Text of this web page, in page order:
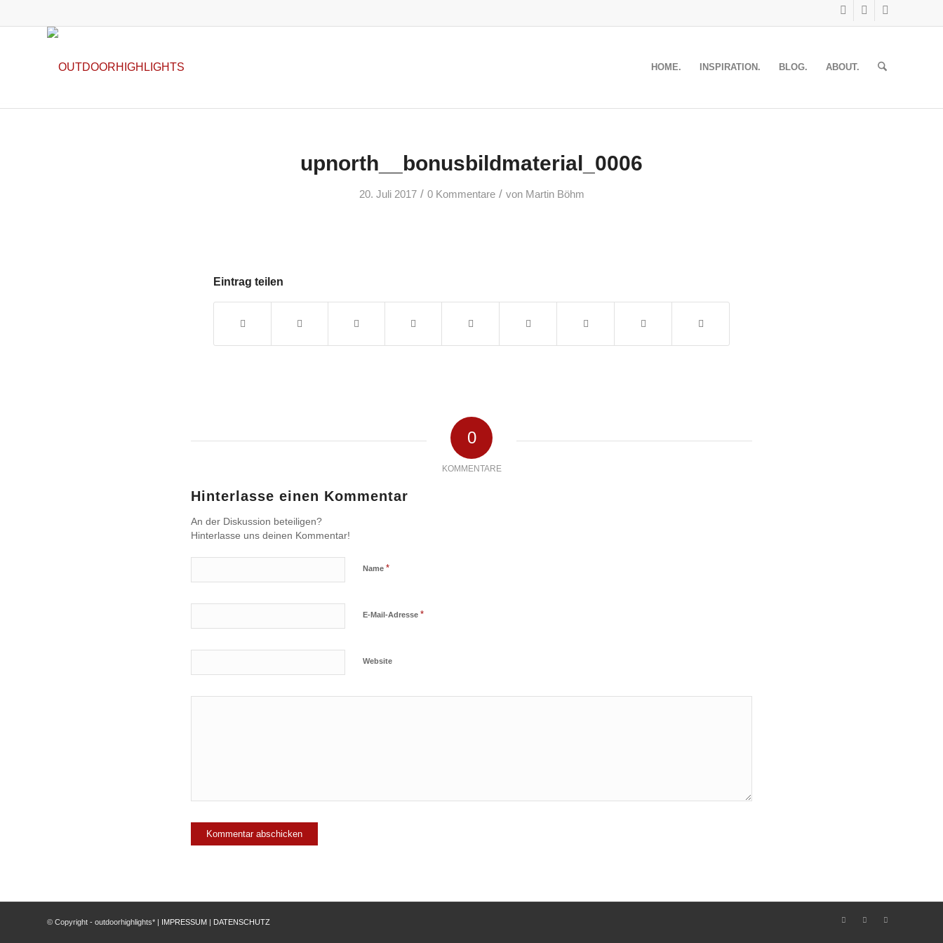
HOME. INSPIRATION. BLOG. ABOUT.
upnorth__bonusbildmaterial_0006
20. Juli 2017 / 0 Kommentare / von Martin Böhm
Eintrag teilen
0
KOMMENTARE
Hinterlasse einen Kommentar
An der Diskussion beteiligen?
Hinterlasse uns deinen Kommentar!
Name *
E-Mail-Adresse *
Website
© Copyright - outdoorhighlights* | IMPRESSUM DATENSCHUTZ